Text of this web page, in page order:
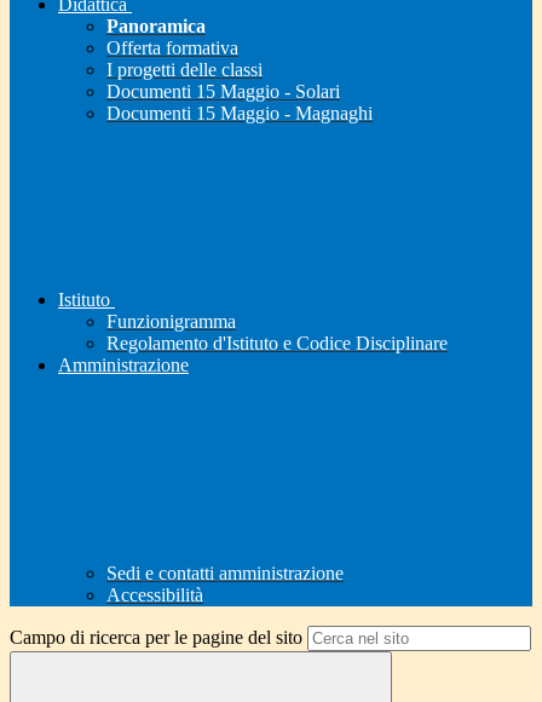
Didattica
Panoramica
Offerta formativa
I progetti delle classi
Documenti 15 Maggio - Solari
Documenti 15 Maggio - Magnaghi
Istituto
Funzionigramma
Regolamento d'Istituto e Codice Disciplinare
Amministrazione
Sedi e contatti amministrazione
Accessibilità
Campo di ricerca per le pagine del sito